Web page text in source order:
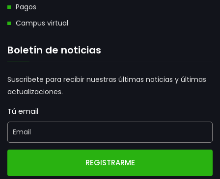
Pagos
Campus virtual
Boletín de noticias
Suscribete para recibir nuestras últimas noticias y últimas
actualizaciones.
Tú email
REGISTRARME